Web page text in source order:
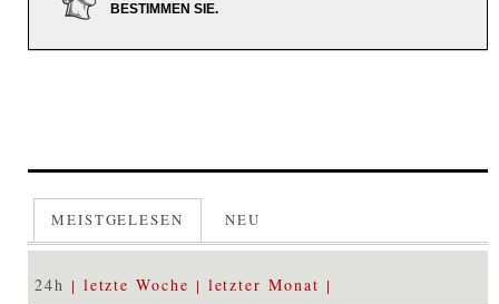
BESTIMMEN SIE.
MEISTGELESEN NEU
24h letzte Woche letzter Monat